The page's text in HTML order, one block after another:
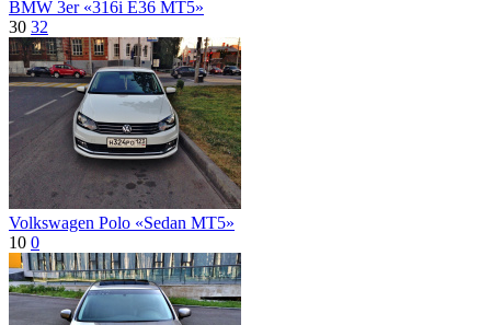
BMW 3er «316i E36 MT5»
30 32
Volkswagen Polo «Sedan MT5»
10 0